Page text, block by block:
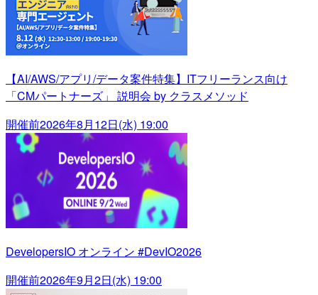
【AI/AWS/アプリ/データ案件特集】ITフリーランス向け
「CMパートナーズ」 説明会 by クラスメソッド
開催前2026年8月12日(水) 19:00
DevelopersIO オンライン #DevIO2026
開催前2026年9月2日(水) 19:00